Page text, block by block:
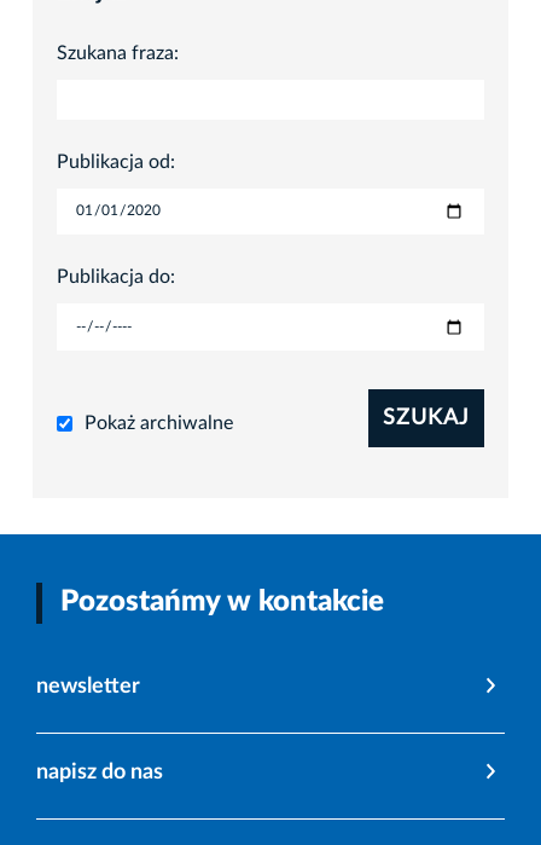
Szukana fraza:
Publikacja od:
Publikacja do:
Pokaż archiwalne SZUKAJ
Pozostańmy w kontakcie
newsletter
napisz do nas